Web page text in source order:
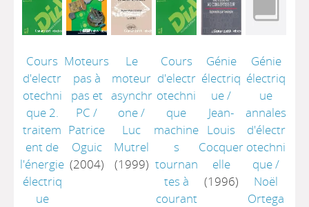
Cours
d'electr
otechni
que 2.
traitem
ent de
l'énergie
électriq
ue
Moteurs
pas à
pas et
PC /
Patrice
Oguic
(2004)
Le
moteur
asynchr
one/
Luc
Mutrel
(1999)
Cours
d'electr
otechni
que
machine
s
tournan
tes à
courant
Génie
électriq
ue/
Jean-
Louis
Cocquer
elle
(1996)
Génie
électriq
ue
annales
d'électr
otechni
que/
Noël
Ortega